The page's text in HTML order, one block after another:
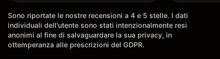
Sono riportate le nostre recensioni a 4 e 5 stelle. I dati
individuali dell'utente sono stati intenzionalmente resi
anonimi al fine di salvaguardare la sua privacy, in
ottemperanza alle prescrizioni del GDPR.